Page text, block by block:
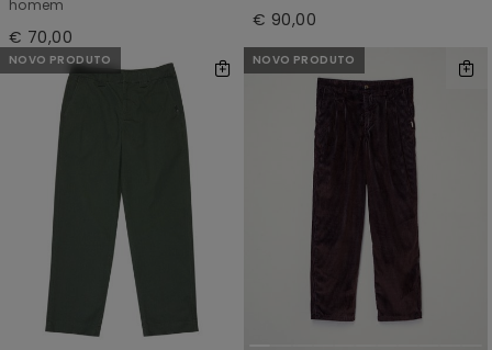
homem
€ 70,00
€ 90,00
NOVO PRODUTO NOVO PRODUTO